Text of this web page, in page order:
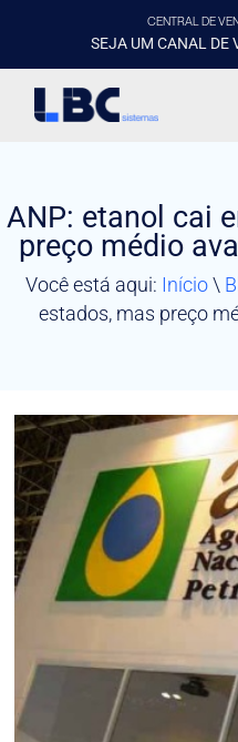
CENTRAL DE
SEJA UM CANAL DE
ANP: etanol cai
preço médio
Você está aqui: Início\
estados, mas preço